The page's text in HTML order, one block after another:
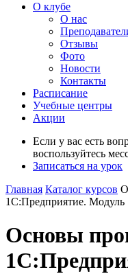
О клубе
О нас
Отзывы
Фото
Новости
Контакты
Расписание
Учебные центры
Акции
Если у вас есть
воспользуйтесь
Записаться на урок
Главная Каталог курсов
1С:Предприятие. Модуль
Основы